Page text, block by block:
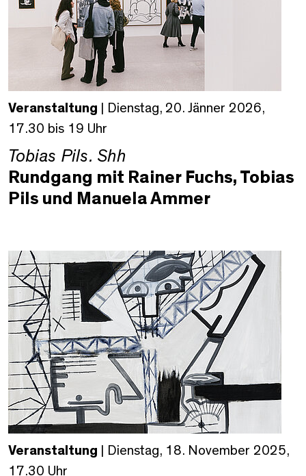
Veranstaltung | Dienstag, 20. Jänner 2026,
17.30 bis 19 Uhr
Tobias Pils. Shh
Rundgang mit Rainer Fuchs, Tobias
Pils und Manuela Ammer
Veranstaltung | Dienstag, 18. November 2025,
17.30 Uhr